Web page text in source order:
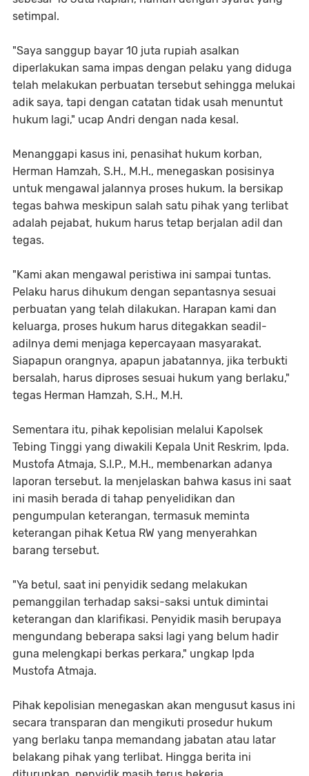
setimpal.
"Saya sanggup bayar 10 juta rupiah asalkan
diperlakukan sama impas dengan pelaku yang diduga
telah melakukan perbuatan tersebut sehingga melukai
adik saya, tapi dengan catatan tidak usah menuntut
hukum lagi," ucap Andri dengan nada kesal.
Menanggapi kasus ini, penasihat hukum korban,
Herman Hamzah, S.H., M.H., menegaskan posisinya
untuk mengawal jalannya proses hukum. Ia bersikap
tegas bahwa meskipun salah satu pihak yang terlibat
adalah pejabat, hukum harus tetap berjalan adil dan
tegas.
"Kami akan mengawal peristiwa ini sampai tuntas.
Pelaku harus dihukum dengan sepantasnya sesuai
perbuatan yang telah dilakukan. Harapan kami dan
keluarga, proses hukum harus ditegakkan seadil-
adilnya demi menjaga kepercayaan masyarakat.
Siapapun orangnya, apapun jabatannya, jika terbukti
bersalah, harus diproses sesuai hukum yang berlaku,"
tegas Herman Hamzah, S.H., M.H.
Sementara itu, pihak kepolisian melalui Kapolsek
Tebing Tinggi yang diwakili Kepala Unit Reskrim, Ipda.
Mustofa Atmaja, S.I.P., M.H., membenarkan adanya
laporan tersebut. Ia menjelaskan bahwa kasus ini saat
ini masih berada di tahap penyelidikan dan
pengumpulan keterangan, termasuk meminta
keterangan pihak Ketua RW yang menyerahkan
barang tersebut.
"Ya betul, saat ini penyidik sedang melakukan
pemanggilan terhadap saksi-saksi untuk dimintai
keterangan dan klarifikasi. Penyidik masih berupaya
mengundang beberapa saksi lagi yang belum hadir
guna melengkapi berkas perkara," ungkap Ipda
Mustofa Atmaja.
Pihak kepolisian menegaskan akan mengusut kasus ini
secara transparan dan mengikuti prosedur hukum
yang berlaku tanpa memandang jabatan atau latar
belakang pihak yang terlibat. Hingga berita ini